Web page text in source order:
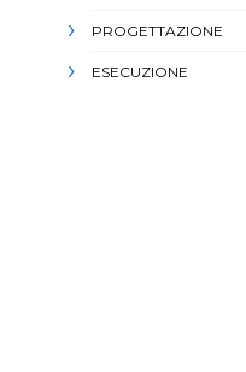
PROGETTAZIONE
ESECUZIONE